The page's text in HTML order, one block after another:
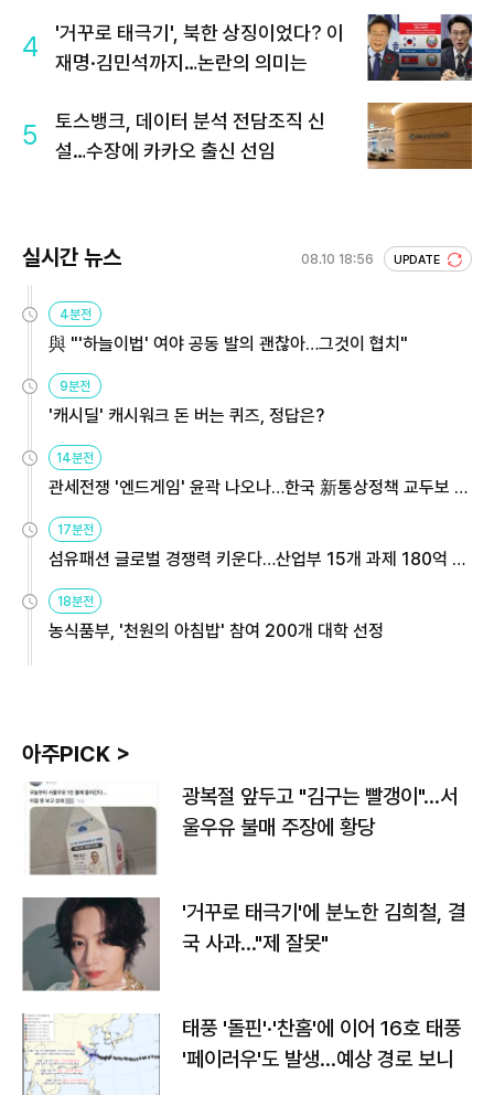
4
'거꾸로 태극기', 북한 상징이었다? 이
재명·김민석까지…논란의 의미는
5
토스뱅크, 데이터 분석 전담조직 신
설…수장에 카카오 출신 선임
실시간 뉴스 08.10 18:56 UPDATE
4분전
與 "'하늘이법' 여야 공동 발의 괜찮아…그것이 협치"
9분전
'캐시딜' 캐시워크 돈 버는 퀴즈, 정답은?
14분전
관세전쟁 '엔드게임' 윤곽 나오나…한국 新통상정책 교두보 활
17분전
섬유패션 글로벌 경쟁력 키운다…산업부 15개 과제 180억 지
18분전
농식품부, '천원의 아침밥' 참여 200개 대학 선정
아주PICK >
광복절 앞두고 "김구는 빨갱이"…서
울우유 불매 주장에 황당
'거꾸로 태극기'에 분노한 김희철, 결
국 사과…"제 잘못"
태풍 '돌핀'·'찬홈'에 이어 16호 태풍
'페이러우'도 발생…예상 경로 보니